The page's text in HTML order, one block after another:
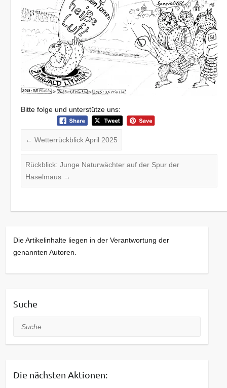
Bitte folge und unterstütze uns:
← Wetterrückblick April 2025
Rückblick: Junge Naturwächter auf der Spur der
Haselmaus →
Die Artikelinhalte liegen in der Verantwortung der
genannten Autoren.
Suche
Suche
Die nächsten Aktionen: